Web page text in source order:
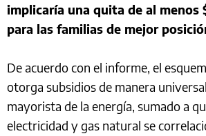
implicaría una quita de al menos
para las familias de mejor
De acuerdo con el informe, el
otorga subsidios de manera
mayorista de la energía, sumado a
electricidad y gas natural se